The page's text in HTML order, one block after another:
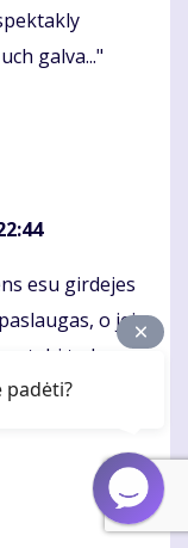
galva..."
esu girdejes
o jei
tada
tipo
padėti?